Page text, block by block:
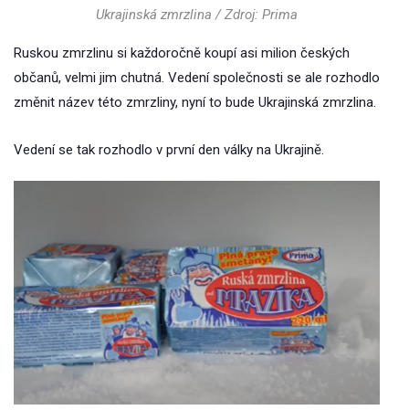
Ukrajinská zmrzlina / Zdroj: Prima
Ruskou zmrzlinu si každoročně koupí asi milion českých
občanů, velmi jim chutná. Vedení společnosti se ale rozhodlo
změnit název této zmrzliny, nyní to bude Ukrajinská zmrzlina.
Vedení se tak rozhodlo v první den války na Ukrajině.